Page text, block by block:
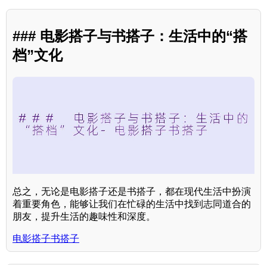
### 电影搭子与书搭子：生活中的“搭
档”文化
总之，无论是电影搭子还是书搭子，都在现代生活中扮演
着重要角色，能够让我们在忙碌的生活中找到志同道合的
朋友，提升生活的趣味性和深度。
电影搭子书搭子